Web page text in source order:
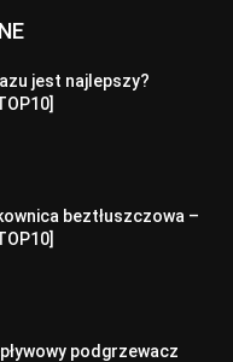
jest najlepszy?
beztłuszczowa –
podgrzewacz